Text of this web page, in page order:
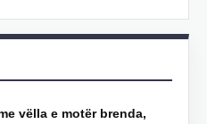
vëlla e motër brenda,